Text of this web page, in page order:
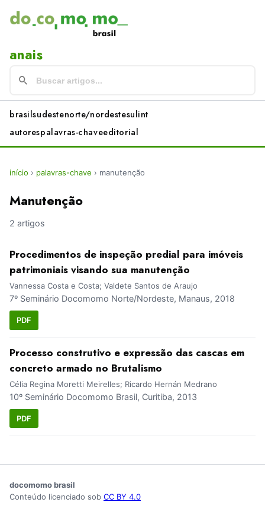
anais
brasilsudestenorte/nordestesulint
autorespalavras-chaveeditorial
início › palavras-chave › manutenção
Manutenção
2 artigos
Procedimentos de inspeção predial para imóveis
patrimoniais visando sua manutenção
Vannessa Costa e Costa; Valdete Santos de Araujo
7º Seminário Docomomo Norte/Nordeste, Manaus, 2018
PDF
Processo construtivo e expressão das cascas em
concreto armado no Brutalismo
Célia Regina Moretti Meirelles; Ricardo Hernán Medrano
10º Seminário Docomomo Brasil, Curitiba, 2013
PDF
docomomo brasil
Conteúdo licenciado sob CC BY 4.0